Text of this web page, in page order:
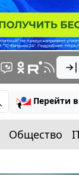
Перейти
Общество